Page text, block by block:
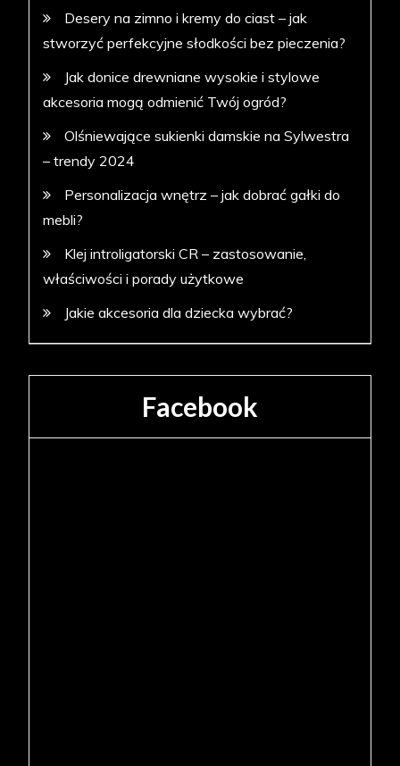
Desery na zimno i kremy do ciast – jak
stworzyć perfekcyjne słodkości bez pieczenia?
Jak donice drewniane wysokie i stylowe
akcesoria mogą odmienić Twój ogród?
Olśniewające sukienki damskie na Sylwestra
– trendy 2024
Personalizacja wnętrz – jak dobrać gałki do
mebli?
Klej introligatorski CR – zastosowanie,
właściwości i porady użytkowe
Jakie akcesoria dla dziecka wybrać?
Facebook